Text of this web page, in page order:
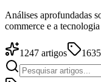
Análises aprofundadas
commerce e a
1247 artigos 1635